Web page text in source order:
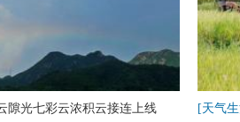
隙光七彩云浓积云接连上线 [天气